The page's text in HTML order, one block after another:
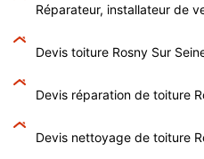
Réparateur, installateur de
Devis toiture Rosny Sur
Devis réparation de toiture
Devis nettoyage de toiture